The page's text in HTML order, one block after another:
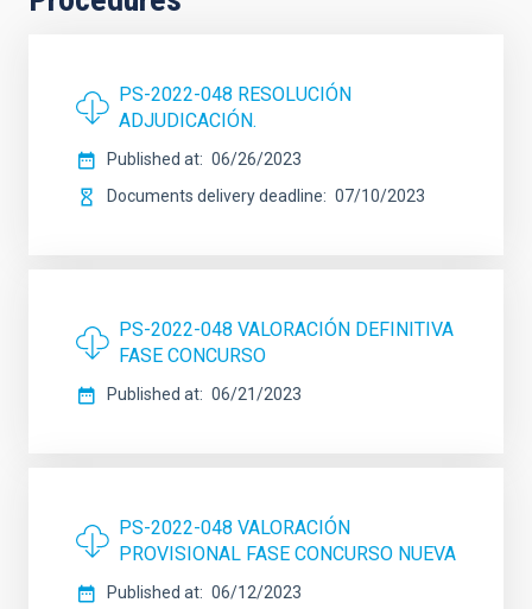
PS-2022-048 RESOLUCIÓN
ADJUDICACIÓN.
Published at
06/26/2023
Documents delivery deadline
07/10/2023
PS-2022-048 VALORACIÓN DEFINITIVA
FASE CONCURSO
Published at 06/21/2023
PS-2022-048 VALORACIÓN
PROVISIONAL FASE CONCURSO NUEVA
Published at
06/12/2023